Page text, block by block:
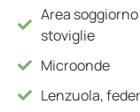
Area
stoviglie
Microonde
Lenzuola,